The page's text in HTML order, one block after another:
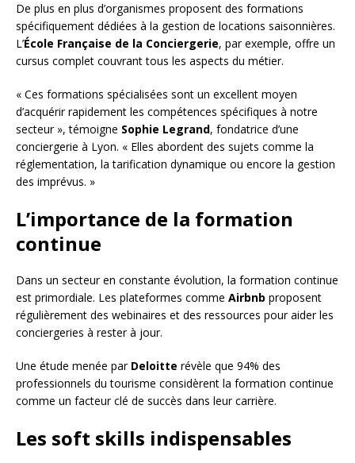
De plus en plus d’organismes proposent des formations
spécifiquement dédiées à la gestion de locations saisonnières.
L’École Française de la Conciergerie, par exemple, offre un
cursus complet couvrant tous les aspects du métier.
« Ces formations spécialisées sont un excellent moyen
d’acquérir rapidement les compétences spécifiques à notre
secteur », témoigne Sophie Legrand, fondatrice d’une
conciergerie à Lyon. « Elles abordent des sujets comme la
réglementation, la tarification dynamique ou encore la gestion
des imprévus. »
L’importance de la formation
continue
Dans un secteur en constante évolution, la formation continue
est primordiale. Les plateformes comme Airbnb proposent
régulièrement des webinaires et des ressources pour aider les
conciergeries à rester à jour.
Une étude menée par Deloitte révèle que 94% des
professionnels du tourisme considèrent la formation continue
comme un facteur clé de succès dans leur carrière.
Les soft skills indispensables